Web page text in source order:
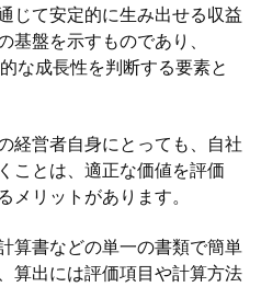
じて安定的に生み出せる収益
基盤を示すものであり、
な成長性を判断する要素と
経営者自身にとっても、自社
ことは、適正な価値を評価
メリットがあります。
算書などの単一の書類で簡単
算出には評価項目や計算方法